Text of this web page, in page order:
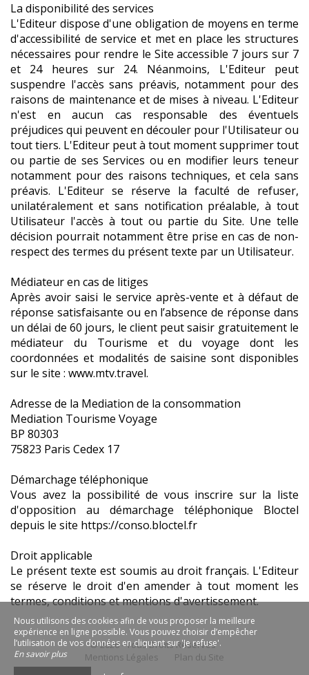
La disponibilité des services
L'Editeur dispose d'une obligation de moyens en terme
d'accessibilité de service et met en place les structures
nécessaires pour rendre le Site accessible 7 jours sur 7
et 24 heures sur 24. Néanmoins, L'Editeur peut
suspendre l'accès sans préavis, notamment pour des
raisons de maintenance et de mises à niveau. L'Editeur
n'est en aucun cas responsable des éventuels
préjudices qui peuvent en découler pour l'Utilisateur ou
tout tiers. L'Editeur peut à tout moment supprimer tout
ou partie de ses Services ou en modifier leurs teneur
notamment pour des raisons techniques, et cela sans
préavis. L'Editeur se réserve la faculté de refuser,
unilatéralement et sans notification préalable, à tout
Utilisateur l'accès à tout ou partie du Site. Une telle
décision pourrait notamment être prise en cas de non-
respect des termes du présent texte par un Utilisateur.
Médiateur en cas de litiges
Après avoir saisi le service après-vente et à défaut de
réponse satisfaisante ou en l’absence de réponse dans
un délai de 60 jours, le client peut saisir gratuitement le
médiateur du Tourisme et du voyage dont les
coordonnées et modalités de saisine sont disponibles
sur le site : www.mtv.travel.
Adresse de la Mediation de la consommation
Mediation Tourisme Voyage
BP 80303
75823 Paris Cedex 17
Démarchage téléphonique
Vous avez la possibilité de vous inscrire sur la liste
d'opposition au démarchage téléphonique Bloctel
depuis le site https://conso.bloctel.fr
Droit applicable
Le présent texte est soumis au droit français. L'Editeur
se réserve le droit d'en amender à tout moment les
termes, conditions et mentions d'avertissement.
© 2026 - Tous Droits Réservés
Mentions Légales
Plan du Site
Nous utilisons des cookies afin de vous proposer la meilleure
expérience en ligne possible. Vous pouvez choisir d’empêcher
l’utilisation de vos données en cliquant sur 'Je refuse'.
En savoir plus